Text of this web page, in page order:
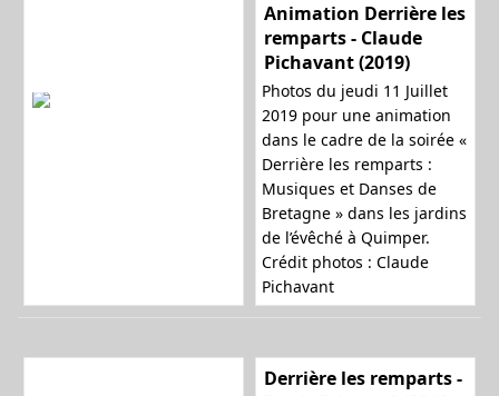
Animation Derrière les
remparts - Claude
Pichavant (2019)
Photos du jeudi 11 Juillet
2019 pour une animation
dans le cadre de la soirée «
Derrière les remparts :
Musiques et Danses de
Bretagne » dans les jardins
de l’évêché à Quimper.
Crédit photos : Claude
Pichavant
Derrière les remparts -